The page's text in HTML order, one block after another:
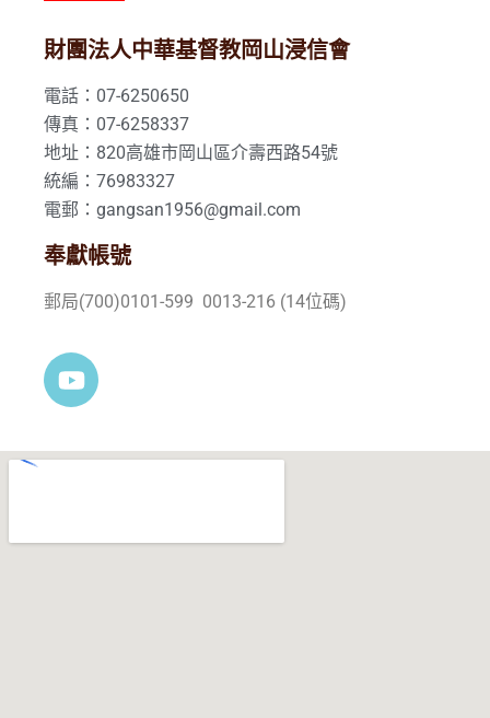
財團法人中華基督教岡山浸信會
電話：07-6250650
傳真：07-6258337
地址：820高雄市岡山區介壽西路54號
統編：76983327
電郵：gangsan1956@gmail.com
奉獻帳號
郵局(700)0101-599 0013-216 (14位碼)